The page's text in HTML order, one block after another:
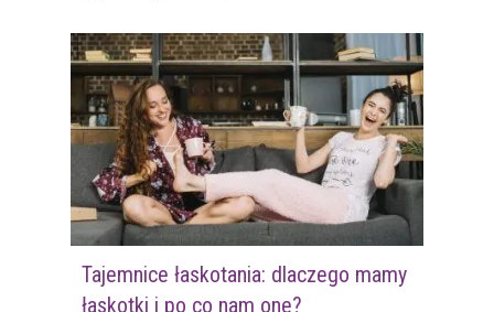
Tajemnice łaskotania: dlaczego mamy
łaskotki i po co nam one?